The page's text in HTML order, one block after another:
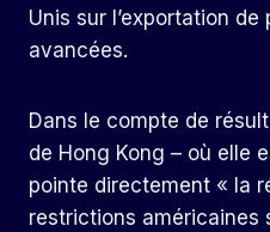
Unis sur l’exportation
avancées.
Dans le compte de
de Hong Kong – où elle
pointe directement « la
restrictions américaines